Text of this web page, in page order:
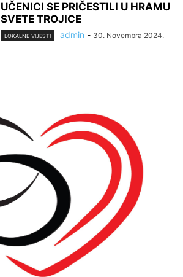
UČENICI SE PRIČESTILI U HRAMU
SVETE TROJICE
LOKALNE VIJESTI admin - 30. Novembra 2024.